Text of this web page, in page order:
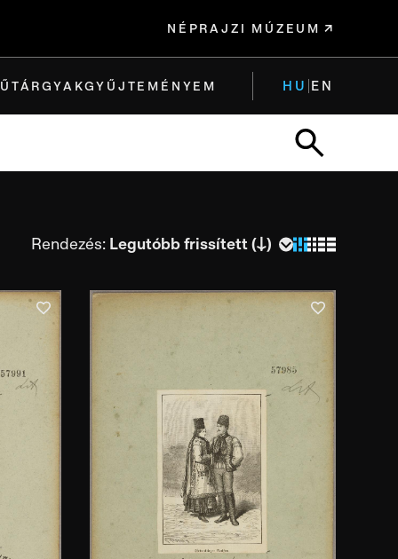
NÉPRAJZI MÚZEUM
GYŰJTEMÉNYEM HU EN
ideje
helye
gyűjtés helye
Rendezés: